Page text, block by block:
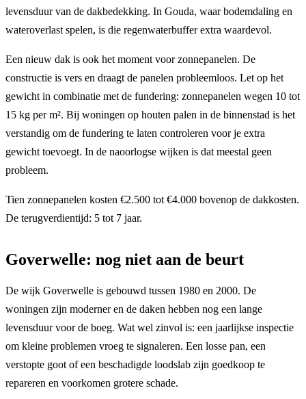
levensduur van de dakbedekking. In Gouda, waar bodemdaling en
wateroverlast spelen, is die regenwaterbuffer extra waardevol.
Een nieuw dak is ook het moment voor zonnepanelen. De
constructie is vers en draagt de panelen probleemloos. Let op het
gewicht in combinatie met de fundering: zonnepanelen wegen 10 tot
15 kg per m². Bij woningen op houten palen in de binnenstad is het
verstandig om de fundering te laten controleren voor je extra
gewicht toevoegt. In de naoorlogse wijken is dat meestal geen
probleem.
Tien zonnepanelen kosten €2.500 tot €4.000 bovenop de dakkosten.
De terugverdientijd: 5 tot 7 jaar.
Goverwelle: nog niet aan de beurt
De wijk Goverwelle is gebouwd tussen 1980 en 2000. De
woningen zijn moderner en de daken hebben nog een lange
levensduur voor de boeg. Wat wel zinvol is: een jaarlijkse inspectie
om kleine problemen vroeg te signaleren. Een losse pan, een
verstopte goot of een beschadigde loodslab zijn goedkoop te
repareren en voorkomen grotere schade.